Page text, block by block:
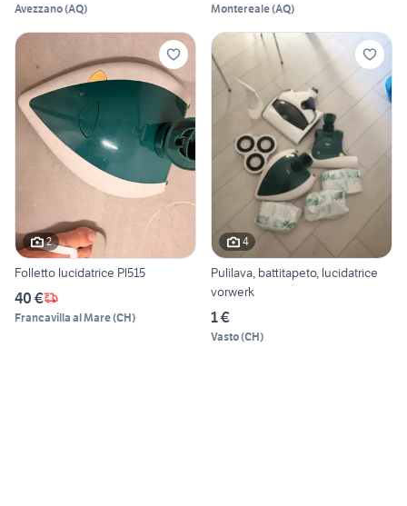
Avezzano(AQ) Montereale(AQ)
2
Folletto lucidatrice Pl515
40 €
Francavilla al Mare(CH)
4
Pulilava, battitapeto, lucidatrice
vorwerk
1 €
Vasto(CH)